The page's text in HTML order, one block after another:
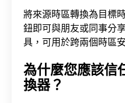
將來源時區轉換為目標
鈕即可與朋友或同事分
具，可用於跨兩個時區
為什麼您應該信
換器？